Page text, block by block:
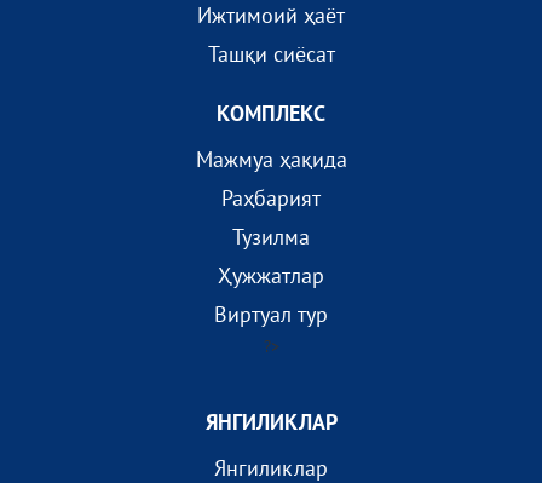
Ижтимоий ҳаёт
Ташқи сиёсат
КОМПЛEКС
Мажмуа ҳақида
Раҳбарият
Тузилма
Ҳужжатлар
Виртуал тур
?>
ЯНГИЛИКЛАР
Янгиликлар